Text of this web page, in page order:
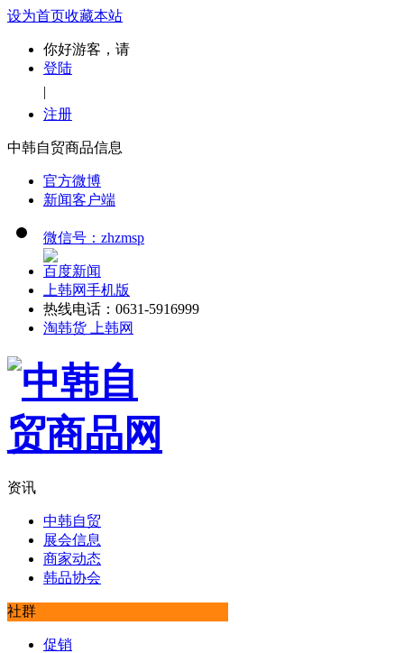
设为首页收藏本站
你好游客，请
登陆
|
注册
中韩自贸商品信息
官方微博
新闻客户端
微信号：zhzmsp
百度新闻
上韩网手机版
热线电话：0631-5916999
淘韩货 上韩网
资讯
中韩自贸
展会信息
商家动态
韩品协会
社群
促销